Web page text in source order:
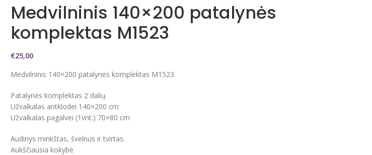
Medvilninis 140×200 patalynės
komplektas M1523
€25,00
Medvilninis 140×200 patalynės komplektas M1523
Patalynės komplektas 2 dalių
Užvalkalas antklodei 140×200 cm
Užvalkalas pagalvei (1vnt.) 70×80 cm
Audinys minkštas, švelnus ir tvirtas.
Aukščiausia kokybė